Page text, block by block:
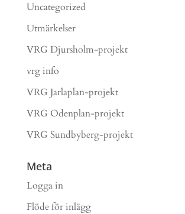
Uncategorized
Utmärkelser
VRG Djursholm-projekt
vrg info
VRG Jarlaplan-projekt
VRG Odenplan-projekt
VRG Sundbyberg-projekt
Meta
Logga in
Flöde för inlägg